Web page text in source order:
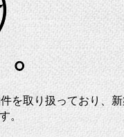
を取り扱っており、
。